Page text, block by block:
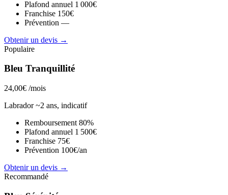
Plafond annuel 1 000€
Franchise 150€
Prévention —
Obtenir un devis →
Populaire
Bleu Tranquillité
24,00€ /mois
Labrador ~2 ans, indicatif
Remboursement 80%
Plafond annuel 1 500€
Franchise 75€
Prévention 100€/an
Obtenir un devis →
Recommandé